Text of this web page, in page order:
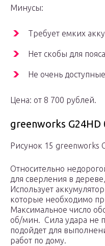
Минусы:
Требует емких
Нет скобы для пояса
Не очень
Цена: от 8 700 рублей.
greenworks G24HD
Рисунок 15 greenworks
Относительно
для сверления в
Использует
которые необходимо
Максимальное число
об/мин. Сила удара не
подойдет для
работ по дому.